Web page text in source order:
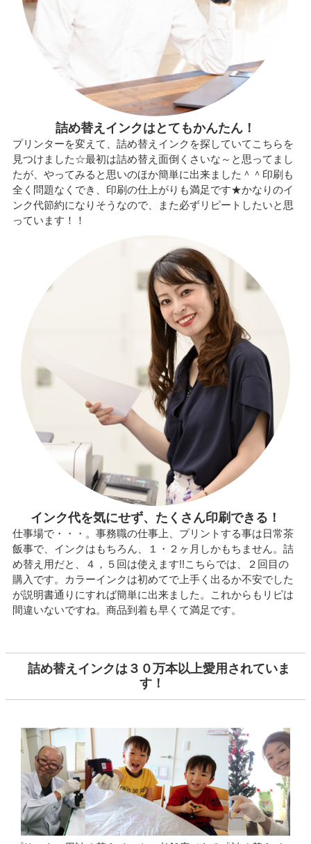
詰め替えインクはとてもかんたん！
プリンターを変えて、詰め替えインクを探していてこちらを
見つけました☆最初は詰め替え面倒くさいな～と思ってまし
たが、やってみると思いのほか簡単に出来ました＾＾印刷も
全く問題なくでき、印刷の仕上がりも満足です★かなりのイ
ンク代節約になりそうなので、また必ずリピートしたいと思
っています！！
インク代を気にせず、たくさん印刷できる！
仕事場で・・・。事務職の仕事上、プリントする事は日常茶
飯事で、インクはもちろん、１・２ヶ月しかもちません。詰
め替え用だと、４，５回は使えます!!こちらでは、２回目の
購入です。カラーインクは初めてで上手く出るか不安でした
が説明書通りにすれば簡単に出来ました。これからもリピは
間違いないですね。商品到着も早くて満足です。
詰め替えインクは３０万本以上愛用されていま
す！